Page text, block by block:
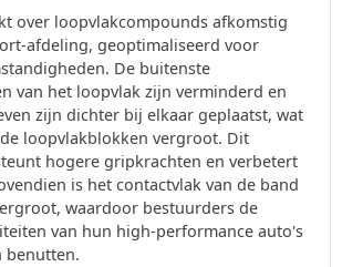
over loopvlakcompounds afkomstig
afdeling, geoptimaliseerd voor
De buitenste
van het loopvlak zijn verminderd en
zijn dichter bij elkaar geplaatst, wat
loopvlakblokken vergroot. Dit
hogere gripkrachten en verbetert
is het contactvlak van de band
waardoor bestuurders de
van hun high-performance auto's
benutten.